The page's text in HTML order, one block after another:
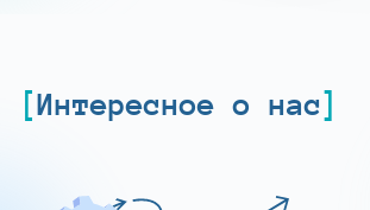
Интересное о нас